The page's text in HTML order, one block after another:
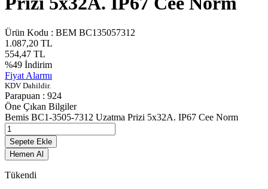
Ürün Kodu : BEM BC135057312
1.087,20 TL
554,47 TL
%49 İndirim
Fiyat Alarmı
KDV Dahildir.
Parapuan : 924
Öne Çıkan Bilgiler
Bemis BC1-3505-7312 Uzatma Prizi 5x32A. IP67 Cee Norm
Sepete Ekle
Hemen Al
Tükendi